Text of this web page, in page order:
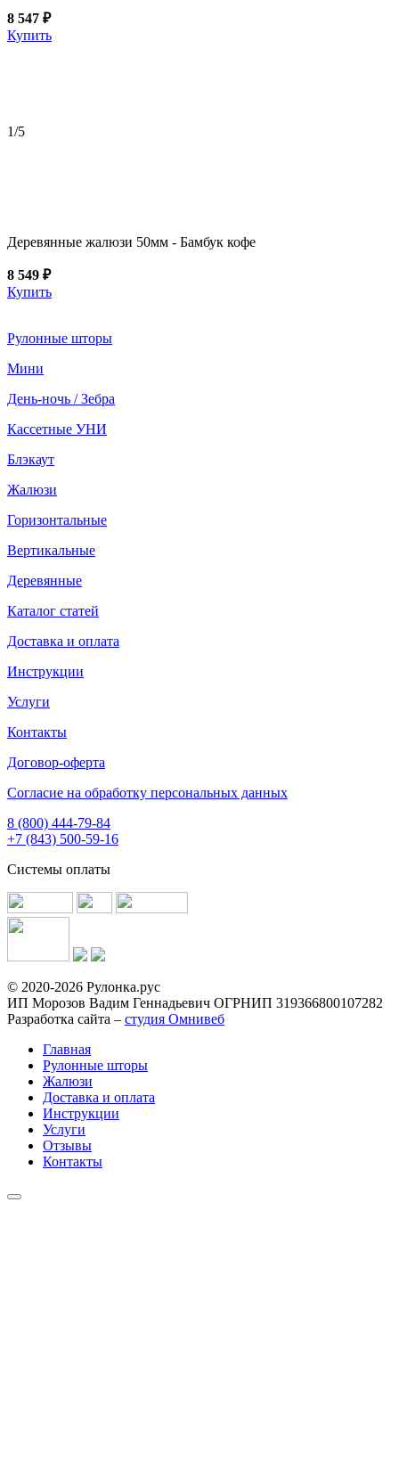
8 547 ₽
Купить
1/5
Деревянные жалюзи 50мм - Бамбук кофе
8 549 ₽
Купить
Рулонные шторы
Мини
День-ночь / Зебра
Кассетные УНИ
Блэкаут
Жалюзи
Горизонтальные
Вертикальные
Деревянные
Каталог статей
Доставка и оплата
Инструкции
Услуги
Контакты
Договор-оферта
Согласие на обработку персональных данных
8 (800) 444-79-84
+7 (843) 500-59-16
Системы оплаты
© 2020-2026 Рулонка.рус
ИП Морозов Вадим Геннадьевич ОГРНИП 319366800107282
Разработка сайта – студия Омнивеб
Главная
Рулонные шторы
Жалюзи
Доставка и оплата
Инструкции
Услуги
Отзывы
Контакты